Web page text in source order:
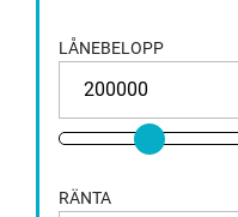
LÅNEBELOPP
RÄNTA